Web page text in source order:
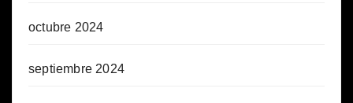
octubre 2024
septiembre 2024